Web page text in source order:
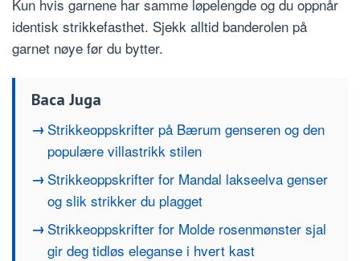
Kun hvis garnene har samme løpelengde og du oppnår
identisk strikkefasthet. Sjekk alltid banderolen på
garnet nøye før du bytter.
Baca Juga
Strikkeoppskrifter på Bærum genseren og den
populære villastrikk stilen
Strikkeoppskrifter for Mandal lakseelva genser
og slik strikker du plagget
Strikkeoppskrifter for Molde rosenmønster sjal
gir deg tidløs eleganse i hvert kast